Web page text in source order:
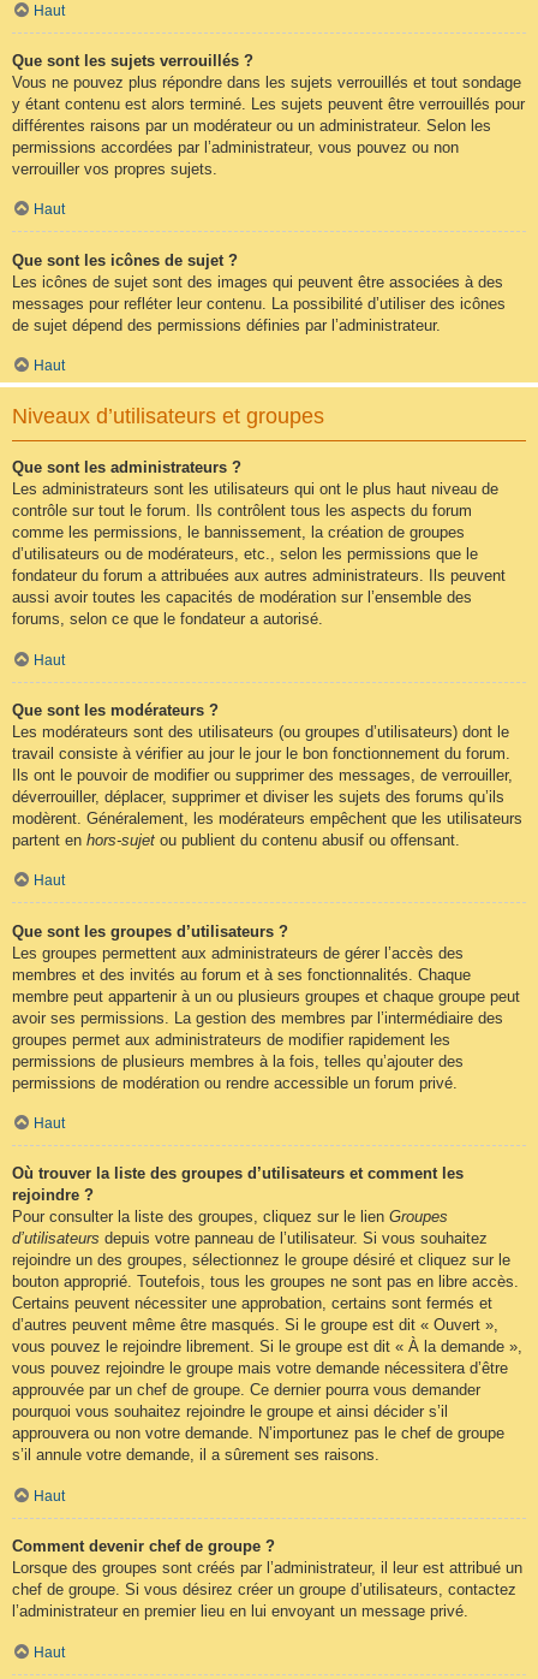
Haut
Que sont les sujets verrouillés ?
Vous ne pouvez plus répondre dans les sujets verrouillés et tout sondage
y étant contenu est alors terminé. Les sujets peuvent être verrouillés pour
différentes raisons par un modérateur ou un administrateur. Selon les
permissions accordées par l’administrateur, vous pouvez ou non
verrouiller vos propres sujets.
Haut
Que sont les icônes de sujet ?
Les icônes de sujet sont des images qui peuvent être associées à des
messages pour refléter leur contenu. La possibilité d’utiliser des icônes
de sujet dépend des permissions définies par l’administrateur.
Haut
Niveaux d’utilisateurs et groupes
Que sont les administrateurs ?
Les administrateurs sont les utilisateurs qui ont le plus haut niveau de
contrôle sur tout le forum. Ils contrôlent tous les aspects du forum
comme les permissions, le bannissement, la création de groupes
d’utilisateurs ou de modérateurs, etc., selon les permissions que le
fondateur du forum a attribuées aux autres administrateurs. Ils peuvent
aussi avoir toutes les capacités de modération sur l’ensemble des
forums, selon ce que le fondateur a autorisé.
Haut
Que sont les modérateurs ?
Les modérateurs sont des utilisateurs (ou groupes d’utilisateurs) dont le
travail consiste à vérifier au jour le jour le bon fonctionnement du forum.
Ils ont le pouvoir de modifier ou supprimer des messages, de verrouiller,
déverrouiller, déplacer, supprimer et diviser les sujets des forums qu’ils
modèrent. Généralement, les modérateurs empêchent que les utilisateurs
partent en hors-sujet ou publient du contenu abusif ou offensant.
Haut
Que sont les groupes d’utilisateurs ?
Les groupes permettent aux administrateurs de gérer l’accès des
membres et des invités au forum et à ses fonctionnalités. Chaque
membre peut appartenir à un ou plusieurs groupes et chaque groupe peut
avoir ses permissions. La gestion des membres par l’intermédiaire des
groupes permet aux administrateurs de modifier rapidement les
permissions de plusieurs membres à la fois, telles qu’ajouter des
permissions de modération ou rendre accessible un forum privé.
Haut
Où trouver la liste des groupes d’utilisateurs et comment les
rejoindre ?
Pour consulter la liste des groupes, cliquez sur le lien Groupes
d’utilisateurs depuis votre panneau de l’utilisateur. Si vous souhaitez
rejoindre un des groupes, sélectionnez le groupe désiré et cliquez sur le
bouton approprié. Toutefois, tous les groupes ne sont pas en libre accès.
Certains peuvent nécessiter une approbation, certains sont fermés et
d’autres peuvent même être masqués. Si le groupe est dit « Ouvert »,
vous pouvez le rejoindre librement. Si le groupe est dit « À la demande »,
vous pouvez rejoindre le groupe mais votre demande nécessitera d’être
approuvée par un chef de groupe. Ce dernier pourra vous demander
pourquoi vous souhaitez rejoindre le groupe et ainsi décider s’il
approuvera ou non votre demande. N’importunez pas le chef de groupe
s’il annule votre demande, il a sûrement ses raisons.
Haut
Comment devenir chef de groupe ?
Lorsque des groupes sont créés par l’administrateur, il leur est attribué un
chef de groupe. Si vous désirez créer un groupe d’utilisateurs, contactez
l’administrateur en premier lieu en lui envoyant un message privé.
Haut